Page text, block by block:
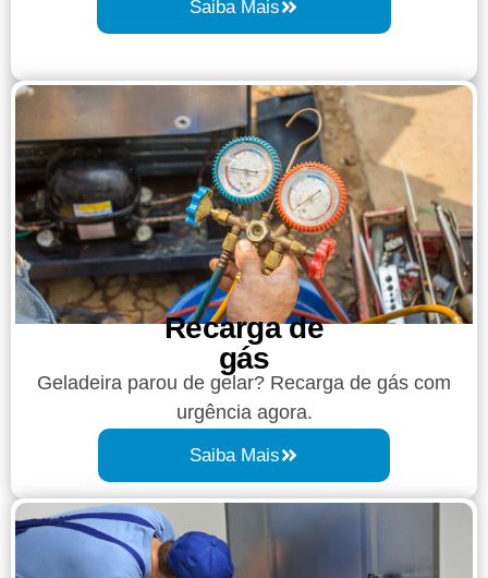
Saiba Mais
Recarga de
gás
Geladeira parou de gelar? Recarga de gás com
urgência agora.
Saiba Mais